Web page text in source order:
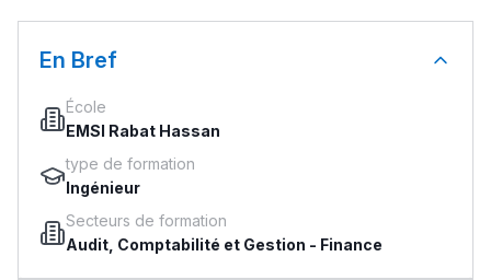
En Bref
École
EMSI Rabat Hassan
type de formation
Ingénieur
Secteurs de formation
Audit, Comptabilité et Gestion - Finance